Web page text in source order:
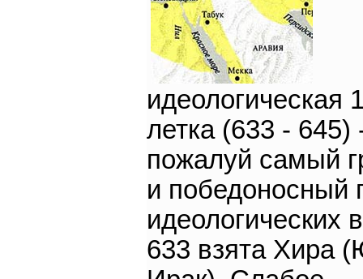
идеологическая
летка (633 - 645)
пожалуй самый
и победоносный
идеологических
633 взята Хира